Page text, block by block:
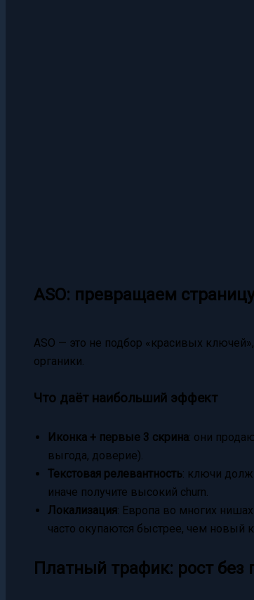
ASO: превращаем
ASO — это не подбор «красивых
органики.
Что даёт наибольший эффект
Иконка + первые 3 скрина: они
выгода, доверие).
Текстовая релевантность: ключи
иначе получите высокий churn.
Локализация: Европа во многих
часто окупаются быстрее, чем новый
Платный трафик: рост без